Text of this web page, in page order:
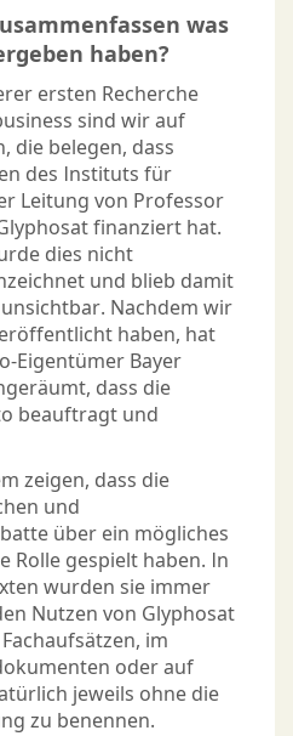
was
haben?
ersten Recherche
sind wir auf
die belegen, dass
des Instituts für
Leitung von Professor
finanziert hat.
dies nicht
und blieb damit
Nachdem wir
haben, hat
Eigentümer Bayer
dass die
beauftragt und
zeigen, dass die
und
über ein mögliches
Rolle gespielt haben. In
wurden sie immer
Nutzen von Glyphosat
im
oder auf
jeweils ohne die
zu benennen.